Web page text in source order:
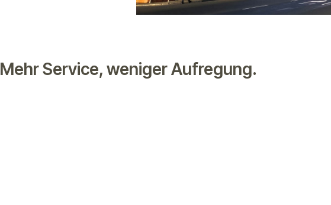
Mehr Service, weniger Aufregung.